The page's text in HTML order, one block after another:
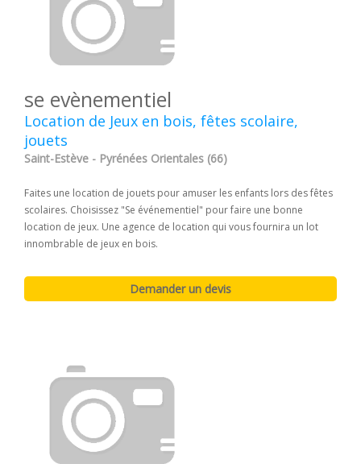
se evènementiel
Location de Jeux en bois, fêtes scolaire,
jouets
Saint-Estève - Pyrénées Orientales (66)
Faites une location de jouets pour amuser les enfants lors des fêtes
scolaires. Choisissez "Se événementiel" pour faire une bonne
location de jeux. Une agence de location qui vous fournira un lot
innombrable de jeux en bois.